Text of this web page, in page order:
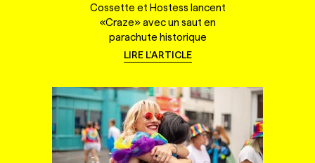
Cossette et Hostess lancent
«Craze» avec un saut en
parachute historique
LIRE L'ARTICLE